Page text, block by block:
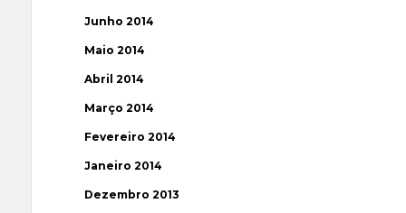
Junho 2014
Maio 2014
Abril 2014
Março 2014
Fevereiro 2014
Janeiro 2014
Dezembro 2013